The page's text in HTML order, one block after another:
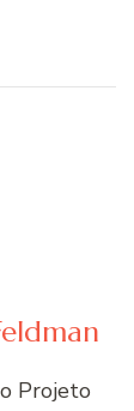
Projeto